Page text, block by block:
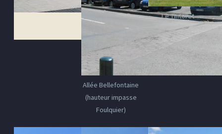
Allée Bellefontaine
(hauteur impasse
Foulquier)
Le Tintoret